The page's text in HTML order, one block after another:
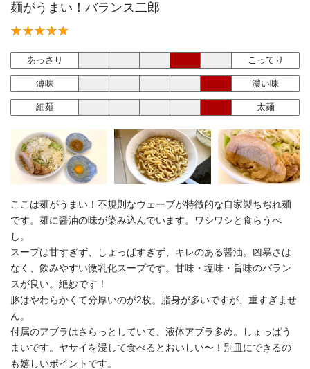
麺がうまい！バランス二郎
あっさり こってり
薄味 濃い味
細麺 太麺
ここは麺がうまい！不規則なウェーブが特徴的な自家製ちぢれ麺
です。麺に醤油の味が染み込んでいます。ワシワシと食らうべ
し。
スープは甘すぎず、しょっぱすぎず、キレのある醤油。凶暴さは
なく、飲みやすい微乳化スープです。甘味・塩味・旨味のバラン
スが良い。絶妙です！
豚はやわらかくて分厚いのが2枚。脂身が多いですが、重すぎませ
ん。
付属のアブラはさらっとしていて、液体アブラ多め。しょっぱう
まいです。ヤサイを浸して食べるとおいしい〜！別皿にできるの
も嬉しいポイントです。